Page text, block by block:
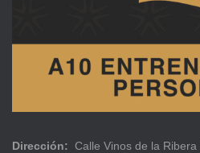
Dirección: Calle Vinos de la Ribera